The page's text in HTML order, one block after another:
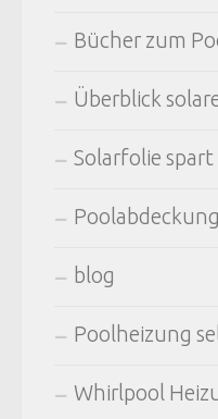
Bücher zum
Überblick
Solarfolie spart
Poolabdeckung
blog
Poolheizung
Whirlpool